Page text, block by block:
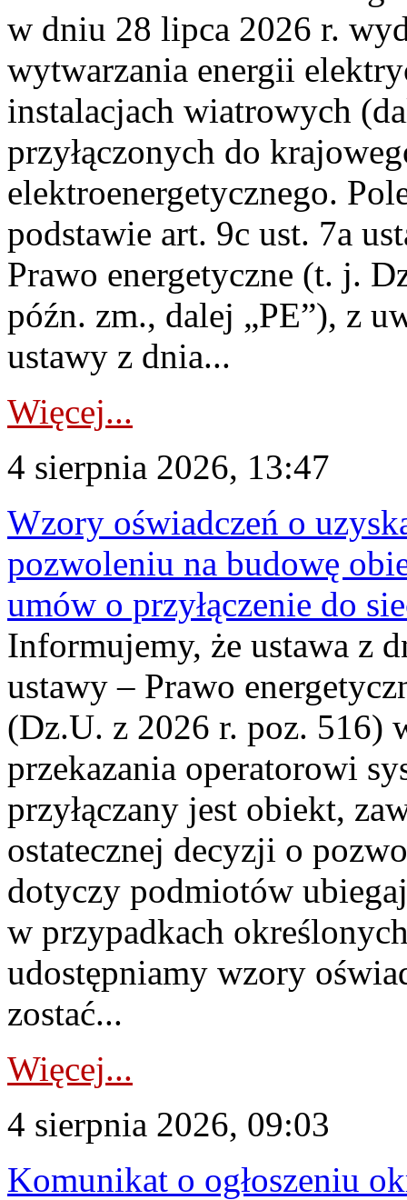
w dniu 28 lipca 2026 r.
wytwarzania energii
instalacjach wiatrowych
przyłączonych do
elektroenergetycznego.
podstawie art. 9c ust. 7a
Prawo energetyczne (t. j.
późn. zm., dalej „PE”), z
ustawy z dnia...
Więcej...
4 sierpnia 2026, 13:47
Wzory oświadczeń o
pozwoleniu na budowę
umów o przyłączenie do
Informujemy, że ustawa z
ustawy – Prawo
(Dz.U. z 2026 r. poz. 516)
przekazania operatorowi
przyłączany jest obiekt,
ostatecznej decyzji o
dotyczy podmiotów
w przypadkach
udostępniamy wzory
zostać...
Więcej...
4 sierpnia 2026, 09:03
Komunikat o ogłoszeniu